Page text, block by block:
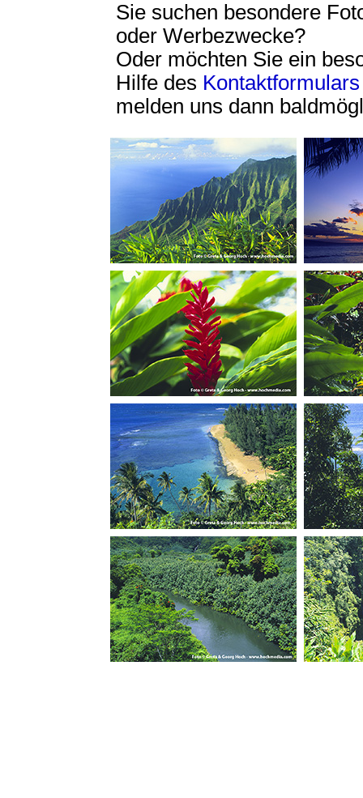
Sie suchen besondere
oder Werbezwecke?
Oder möchten Sie ein
Hilfe des Kontaktformulars
melden uns dann